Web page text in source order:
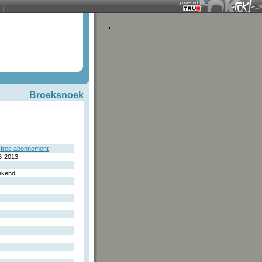
Broeksnoek
abonnement
2013